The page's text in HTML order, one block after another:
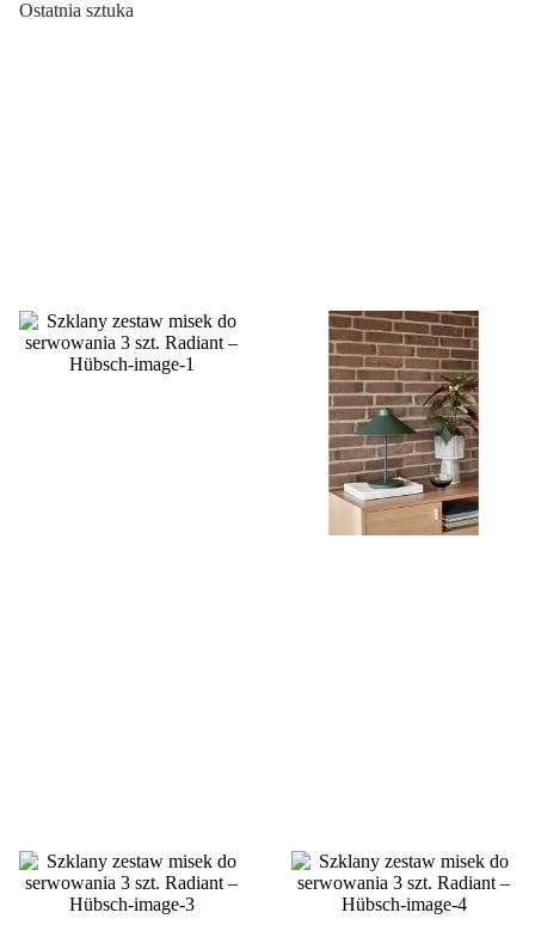
Ostatnia sztuka